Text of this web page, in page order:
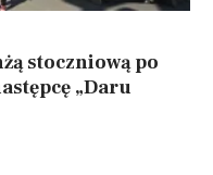
stoczniową po
„Daru